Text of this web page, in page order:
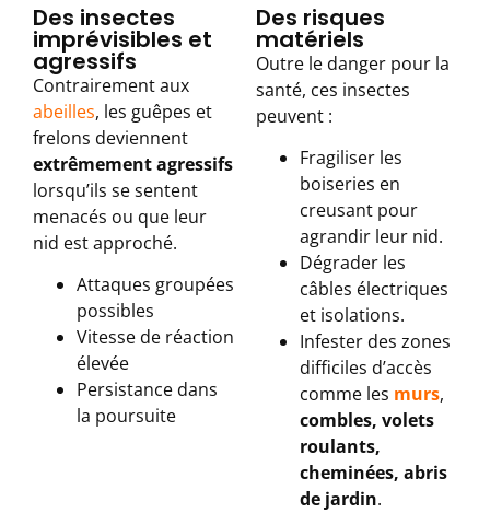
Des insectes
imprévisibles et
agressifs
Contrairement aux
abeilles, les guêpes et
frelons deviennent
extrêmement agressifs
lorsqu’ils se sentent
menacés ou que leur
nid est approché.
Attaques groupées
possibles
Vitesse de réaction
élevée
Persistance dans
la poursuite
Des risques
matériels
Outre le danger pour la
santé, ces insectes
peuvent :
Fragiliser les
boiseries en
creusant pour
agrandir leur nid.
Dégrader les
câbles électriques
et isolations.
Infester des zones
difficiles d’accès
comme les murs,
combles, volets
roulants,
cheminées, abris
de jardin.